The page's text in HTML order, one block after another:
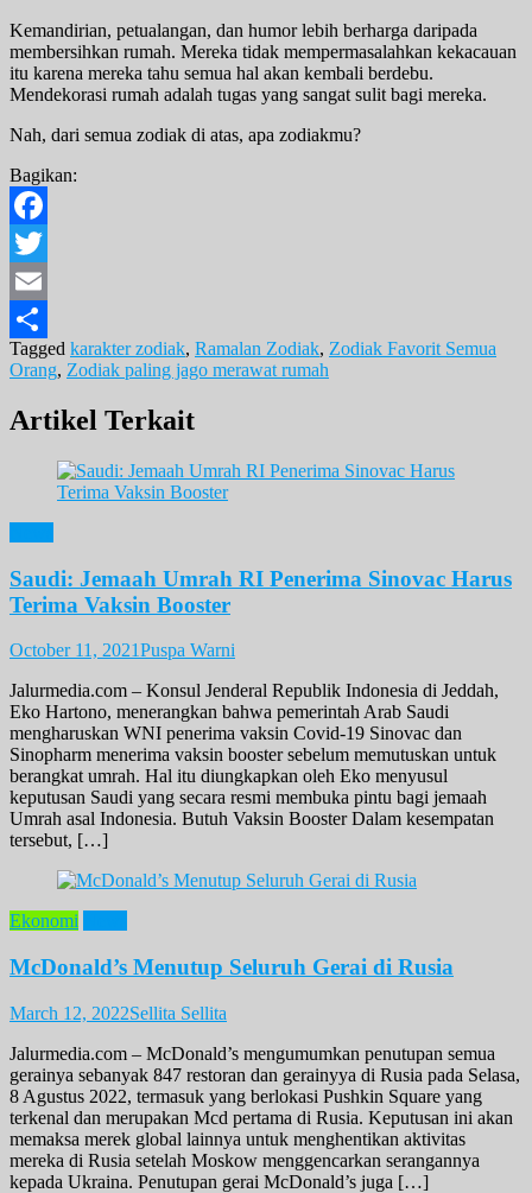
Kemandirian, petualangan, dan humor lebih berharga daripada
membersihkan rumah. Mereka tidak mempermasalahkan kekacauan
itu karena mereka tahu semua hal akan kembali berdebu.
Mendekorasi rumah adalah tugas yang sangat sulit bagi mereka.
Nah, dari semua zodiak di atas, apa zodiakmu?
Bagikan:
Facebook
Twitter
Email
Share
Tagged karakter zodiak, Ramalan Zodiak, Zodiak Favorit Semua
Orang, Zodiak paling jago merawat rumah
Artikel Terkait
Saudi: Jemaah Umrah RI Penerima Sinovac Harus
Terima Vaksin Booster
October 11, 2021Puspa Warni
Jalurmedia.com – Konsul Jenderal Republik Indonesia di Jeddah,
Eko Hartono, menerangkan bahwa pemerintah Arab Saudi
mengharuskan WNI penerima vaksin Covid-19 Sinovac dan
Sinopharm menerima vaksin booster sebelum memutuskan untuk
berangkat umrah. Hal itu diungkapkan oleh Eko menyusul
keputusan Saudi yang secara resmi membuka pintu bagi jemaah
Umrah asal Indonesia. Butuh Vaksin Booster Dalam kesempatan
tersebut, […]
Ekonomi
McDonald’s Menutup Seluruh Gerai di Rusia
March 12, 2022Sellita Sellita
Jalurmedia.com – McDonald’s mengumumkan penutupan semua
gerainya sebanyak 847 restoran dan gerainyya di Rusia pada Selasa,
8 Agustus 2022, termasuk yang berlokasi Pushkin Square yang
terkenal dan merupakan Mcd pertama di Rusia. Keputusan ini akan
memaksa merek global lainnya untuk menghentikan aktivitas
mereka di Rusia setelah Moskow menggencarkan serangannya
kepada Ukraina. Penutupan gerai McDonald’s juga […]